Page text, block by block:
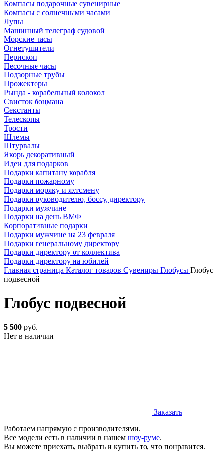
Компасы подарочные сувенирные
Компасы с солнечными часами
Лупы
Машинный телеграф судовой
Морские часы
Огнетушители
Перископ
Песочные часы
Подзорные трубы
Прожекторы
Рында - корабельный колокол
Свисток боцмана
Секстанты
Телескопы
Трости
Шлемы
Штурвалы
Якорь декоративный
Идеи для подарков
Подарки капитану корабля
Подарки пожарному
Подарки моряку и яхтсмену
Подарки руководителю, боссу, директору
Подарки мужчине
Подарки на день ВМФ
Корпоративные подарки
Подарки мужчине на 23 февраля
Подарки генеральному директору
Подарки директору от коллектива
Подарки директору на юбилей
Главная страница Каталог товаров Сувениры Глобусы Глобус
подвесной
Глобус подвесной
5 500 руб.
Нет в наличии
Заказать
Работаем напрямую с производителями.
Все модели есть в наличии в нашем шоу-руме.
Вы можете приехать, выбрать и купить то, что понравится.